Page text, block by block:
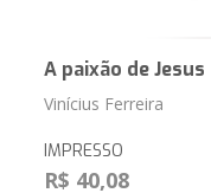
A paixão de
Vinícius Ferreira
IMPRESSO
R$ 40,08